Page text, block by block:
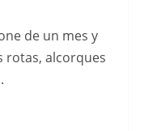
de un mes y
rotas, alcorques